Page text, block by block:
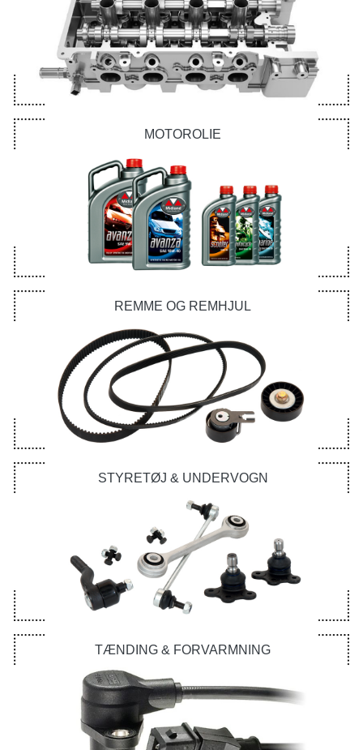
MOTOROLIE
REMME OG REMHJUL
STYRETØJ & UNDERVOGN
TÆNDING & FORVARMNING